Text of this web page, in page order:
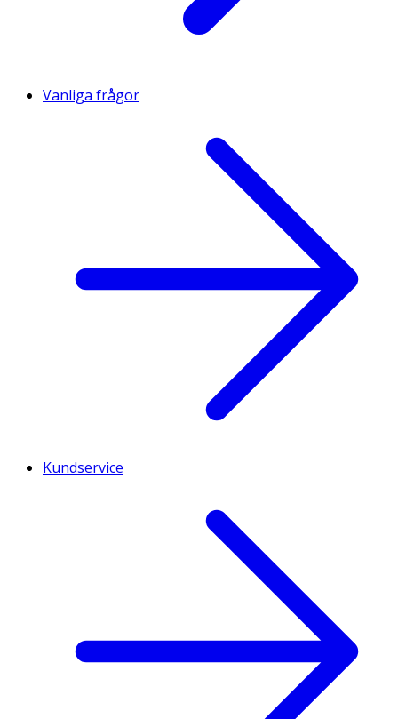
Vanliga frågor
Kundservice